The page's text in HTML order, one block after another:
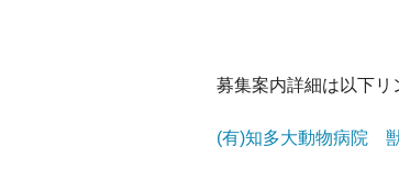
募集案内詳細は以下リ
(有)知多大動物病院